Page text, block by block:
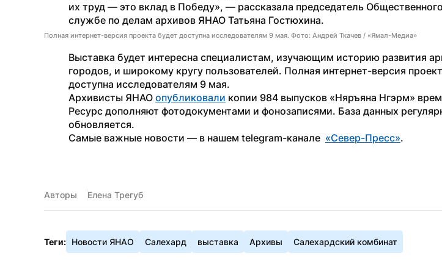
их труд — это вклад в Победу», — рассказала председатель
службе по делам архивов ЯНАО Татьяна Гостюхина.
Полная интернет-версия проекта будет доступна исследователям 9 мая. Фото: Андрей Ткачев / «Ямал-Медиа»
Выставка будет интересна специалистам, изучающим историю развития
городов, и широкому кругу пользователей. Полная интернет-версия
доступна исследователям 9 мая.
Архивисты ЯНАО опубликовали копии 984 выпусков «Няръяна Нгэрм»
Ресурс дополняют фотодокументами и фонозаписями. База данных
обновляется.
Самые важные новости — в нашем telegram-канале «Север-Пресс».
Авторы Елена Трегуб
Теги: Новости ЯНАО Салехард выставка Архивы Салехардский комбинат